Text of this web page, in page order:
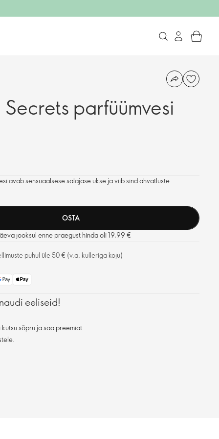
Secrets parfüümvesi
avab sensuaalsese salajase ukse ja viib sind ahvatluste
OSTA
jooksul enne praegust hinda oli 19,99 €
puhul üle 50 € (v.a. kulleriga koju)
eeliseid!
sõpru ja saa preemiat